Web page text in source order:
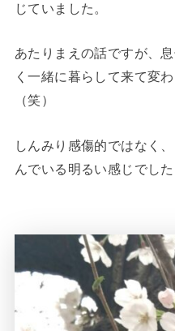
じていました。
あたりまえの話ですが、
く一緒に暮らして来て変
（笑）
しんみり感傷的ではなく
んでいる明るい感じでした